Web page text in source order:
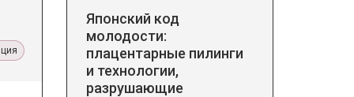
Японский код
молодости:
плацентарные пилинги
и технологии,
разрушающие